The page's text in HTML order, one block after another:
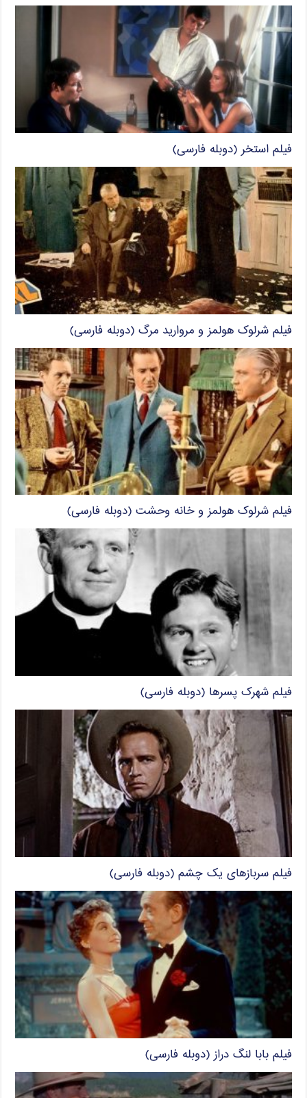
فیلم استخر (دوبله فارسی)
فیلم شرلوک هولمز و مروارید مرگ (دوبله فارسی)
فیلم شرلوک هولمز و خانه وحشت (دوبله فارسی)
فیلم شهرک پسرها (دوبله فارسی)
فیلم سربازهای یک چشم (دوبله فارسی)
فیلم بابا لنگ دراز (دوبله فارسی)